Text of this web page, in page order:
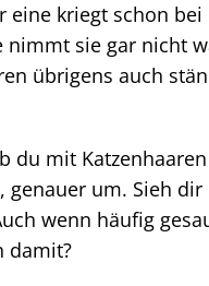
eine kriegt schon
nimmt sie gar nicht
übrigens auch
du mit
genauer um. Sieh
wenn häufig
damit?